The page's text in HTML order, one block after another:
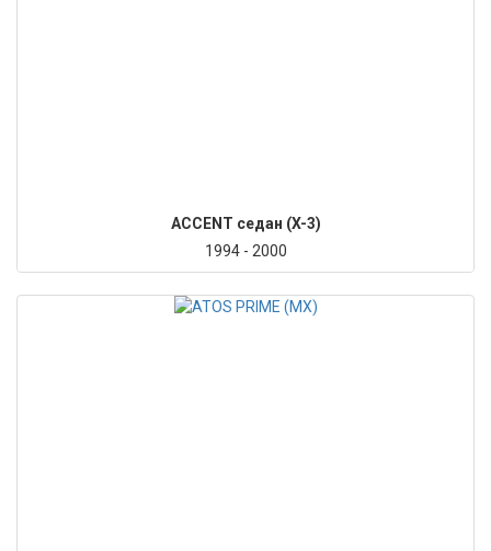
ACCENT седан (X-3)
1994 - 2000